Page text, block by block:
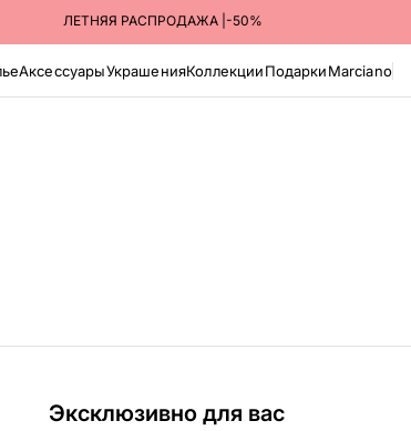
ЛЕТНЯЯ РАСПРОДАЖА |-50%
АксессуарыУкрашенияКоллекцииПодаркиMarciano
Эксклюзивно для вас